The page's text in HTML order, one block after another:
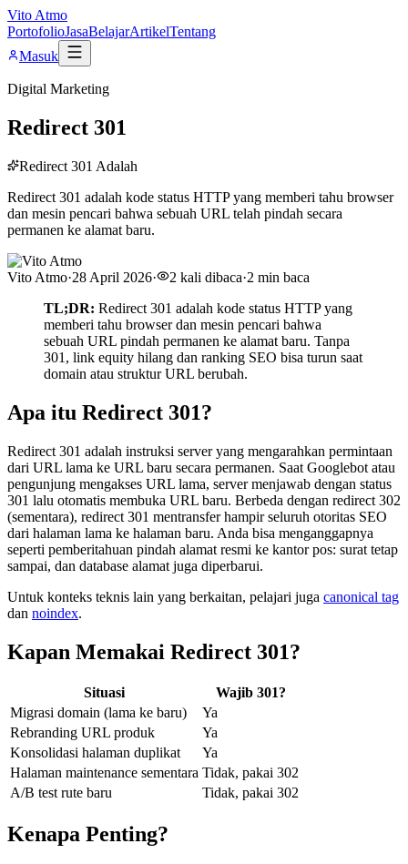
Vito Atmo
PortofolioJasaBelajarArtikelTentang
Masuk
Digital Marketing
Redirect 301
Redirect 301 Adalah
Redirect 301 adalah kode status HTTP yang memberi tahu browser
dan mesin pencari bahwa sebuah URL telah pindah secara
permanen ke alamat baru.
Vito Atmo·28 April 2026· 2 kali dibaca·2 min baca
TL;DR: Redirect 301 adalah kode status HTTP yang
memberi tahu browser dan mesin pencari bahwa
sebuah URL pindah permanen ke alamat baru. Tanpa
301, link equity hilang dan ranking SEO bisa turun saat
domain atau struktur URL berubah.
Apa itu Redirect 301?
Redirect 301 adalah instruksi server yang mengarahkan permintaan
dari URL lama ke URL baru secara permanen. Saat Googlebot atau
pengunjung mengakses URL lama, server menjawab dengan status
301 lalu otomatis membuka URL baru. Berbeda dengan redirect 302
(sementara), redirect 301 mentransfer hampir seluruh otoritas SEO
dari halaman lama ke halaman baru. Anda bisa menganggapnya
seperti pemberitahuan pindah alamat resmi ke kantor pos: surat tetap
sampai, dan database alamat juga diperbarui.
Untuk konteks teknis lain yang berkaitan, pelajari juga canonical tag
dan noindex.
Kapan Memakai Redirect 301?
Situasi
Wajib 301?
Migrasi domain (lama ke baru)
Ya
Rebranding URL produk
Ya
Konsolidasi halaman duplikat
Ya
Halaman maintenance sementara Tidak, pakai 302
A/B test rute baru
Tidak, pakai 302
Kenapa Penting?